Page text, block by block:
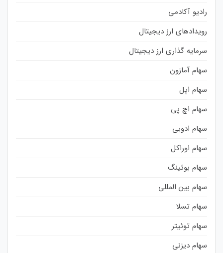
رادیو آکادمی
رویدادهای ارز دیجیتال
سرمایه گذاری ارز دیجیتال
سهام آمازون
سهام اپل
سهام اچ پی
سهام ادوبی
سهام اوراکل
سهام بوئینگ
سهام بین المللی
سهام تسلا
سهام توئیتر
سهام دیزنی